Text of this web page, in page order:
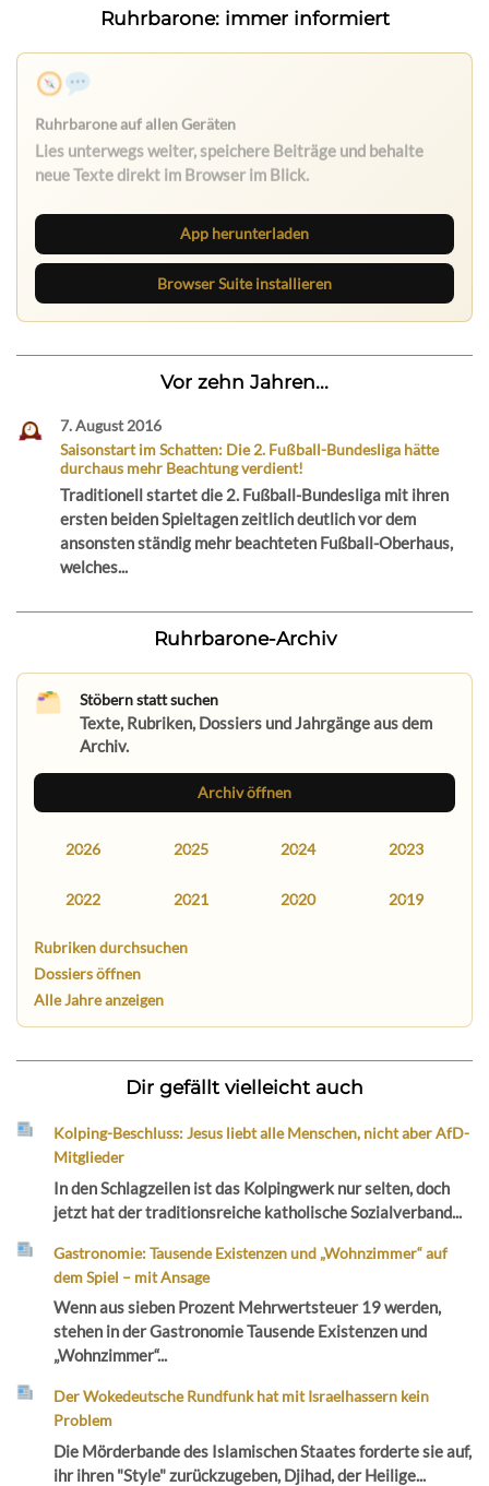
Ruhrbarone: immer informiert
App herunterladen
Browser Suite installieren
Vor zehn Jahren...
7. August 2016
Saisonstart im Schatten: Die 2. Fußball-Bundesliga hätte
durchaus mehr Beachtung verdient!
Traditionell startet die 2. Fußball-Bundesliga mit ihren
ersten beiden Spieltagen zeitlich deutlich vor dem
ansonsten ständig mehr beachteten Fußball-Oberhaus,
welches...
Ruhrbarone-Archiv
Stöbern statt suchen
Texte, Rubriken, Dossiers und Jahrgänge aus dem
Archiv.
Archiv öffnen
2026 2025 2024 2023
2022 2021 2020 2019
Rubriken durchsuchen
Dossiers öffnen
Alle Jahre anzeigen
Dir gefällt vielleicht auch
Kolping-Beschluss: Jesus liebt alle Menschen, nicht aber AfD-
Mitglieder
In den Schlagzeilen ist das Kolpingwerk nur selten, doch
jetzt hat der traditionsreiche katholische Sozialverband...
Gastronomie: Tausende Existenzen und „Wohnzimmer“ auf
dem Spiel – mit Ansage
Wenn aus sieben Prozent Mehrwertsteuer 19 werden,
stehen in der Gastronomie Tausende Existenzen und
„Wohnzimmer“...
Der Wokedeutsche Rundfunk hat mit Israelhassern kein
Problem
Die Mörderbande des Islamischen Staates forderte sie auf,
ihr ihren "Style" zurückzugeben, Djihad, der Heilige...